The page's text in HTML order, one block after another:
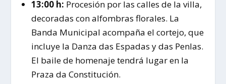
13:00 h: Procesión por las calles de la villa,
decoradas con alfombras florales. La
Banda Municipal acompaña el cortejo, que
incluye la Danza das Espadas y das Penlas.
El baile de homenaje tendrá lugar en la
Praza da Constitución.